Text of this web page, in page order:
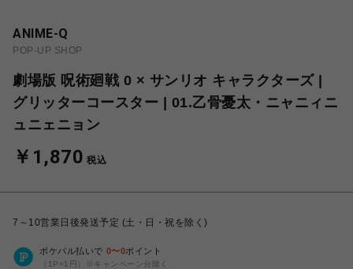
ANIME-Q
POP-UP SHOP
劇場版 呪術廻戦 0 × サンリオ キャラクターズ |
グリッターコースター | 01.乙骨憂太・ニャニィニ
ュニェニョン
￥1,870 税込
7～10営業日後発送予定 (土・日・祝を除く)
ポケパル払いで 0〜0ポイント
（1P=1円）※キャンペーン分除く